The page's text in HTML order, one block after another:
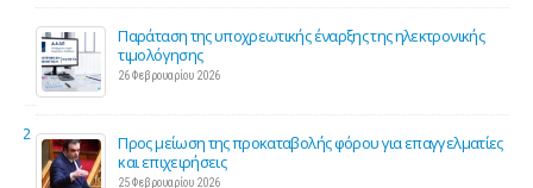
Παράταση της υποχρεωτικής έναρξης της ηλεκτρονικής
τιμολόγησης
26 Φεβρουαρίου 2026
Προς μείωση της προκαταβολής φόρου για επαγγελματίες
και επιχειρήσεις
25 Φεβρουαρίου 2026